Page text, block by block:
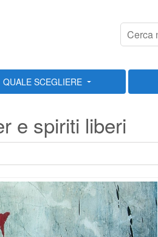
QUALE SCEGLIERE
e spiriti liberi